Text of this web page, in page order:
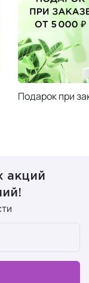
Подарок при
акций